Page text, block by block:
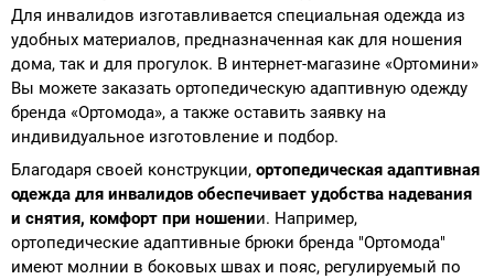
Для инвалидов изготавливается специальная одежда из
удобных материалов, предназначенная как для ношения
дома, так и для прогулок. В интернет-магазине «Ортомини»
Вы можете заказать ортопедическую адаптивную одежду
бренда «Ортомода», а также оставить заявку на
индивидуальное изготовление и подбор.
Благодаря своей конструкции, ортопедическая адаптивная
одежда для инвалидов обеспечивает удобства надевания
и снятия, комфорт при ношении. Например,
ортопедические адаптивные брюки бренда "Ортомода"
имеют молнии в боковых швах и пояс, регулируемый по
Аппараты на суставы
Санитарные приспособления для
инвалидов
Противопролежневые матрасы, подушки
ОПОРЫ, ВЕРТИКАЛИЗАТОРЫ, Оборудование
для ЛФК